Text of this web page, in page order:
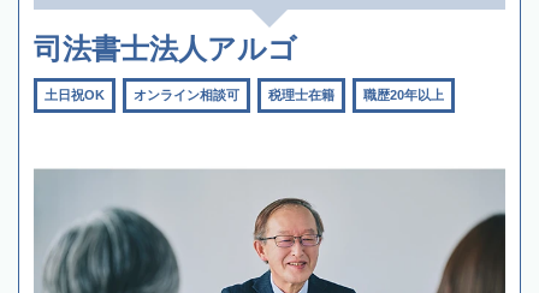
司法書士法人アルゴ
土日祝OK オンライン相談可 税理士在籍 職歴20年以上